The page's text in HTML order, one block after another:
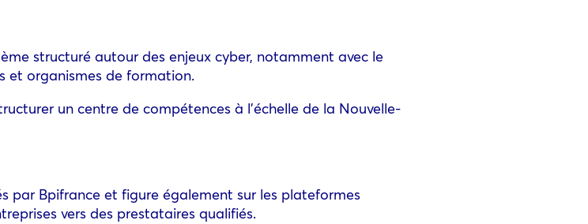
structuré autour des enjeux cyber, notamment avec le
et organismes de formation.
un centre de compétences à l’échelle de la Nouvelle-
par Bpifrance et figure également sur les plateformes
vers des prestataires qualifiés.